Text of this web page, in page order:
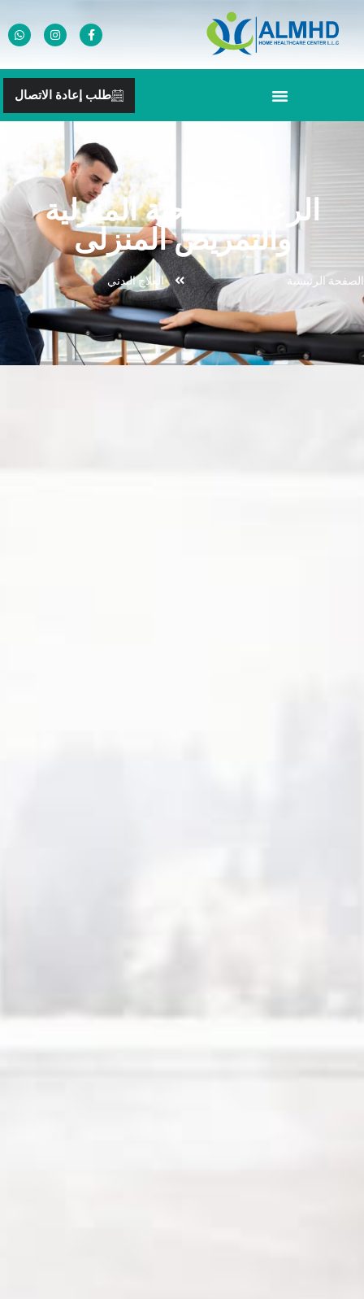
طلب إعادة الاتصال
الرعايه الصحية المنزلية
والتمريض المنزلى
الصفحة الرئيسية العلاج البدني